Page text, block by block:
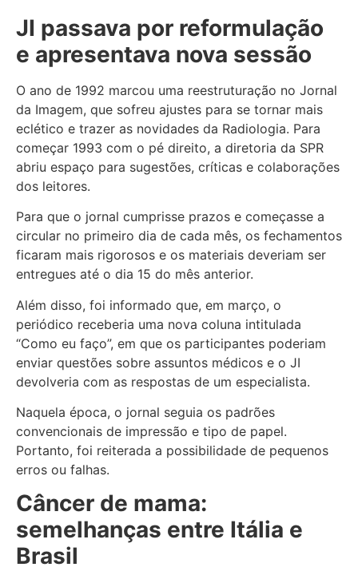
JI passava por reformulação
e apresentava nova sessão
O ano de 1992 marcou uma reestruturação no Jornal
da Imagem, que sofreu ajustes para se tornar mais
eclético e trazer as novidades da Radiologia. Para
começar 1993 com o pé direito, a diretoria da SPR
abriu espaço para sugestões, críticas e colaborações
dos leitores.
Para que o jornal cumprisse prazos e começasse a
circular no primeiro dia de cada mês, os fechamentos
ficaram mais rigorosos e os materiais deveriam ser
entregues até o dia 15 do mês anterior.
Além disso, foi informado que, em março, o
periódico receberia uma nova coluna intitulada
“Como eu faço”, em que os participantes poderiam
enviar questões sobre assuntos médicos e o JI
devolveria com as respostas de um especialista.
Naquela época, o jornal seguia os padrões
convencionais de impressão e tipo de papel.
Portanto, foi reiterada a possibilidade de pequenos
erros ou falhas.
Câncer de mama:
semelhanças entre Itália e
Brasil